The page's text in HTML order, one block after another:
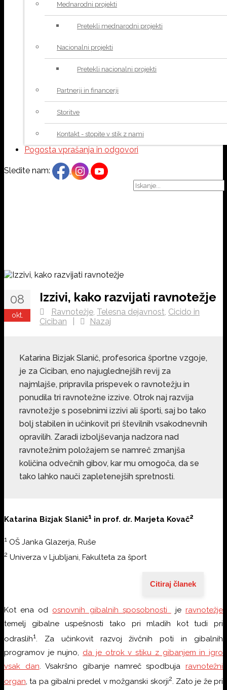
Mednarodni projekti
Pretekli mednarodni projekti
Nacionalni projekti
Pretekli nacionalni projekti
Partnerji in financerji
Storitve
Kontakt - stopite v stik z nami
Pogosta vprašanja in odgovori
Sledite nam:
08
okt.
Izzivi, kako razvijati ravnotežje
Ravnotežje, Telesna dejavnost, Cicido in
Ciciban
Nazaj
Katarina Bizjak Slanič, profesorica športne vzgoje,
je za Ciciban, eno najuglednejših revij za
najmlajše, pripravila prispevek o ravnotežju in
ponudila tri ravnotežne izzive. Otrok naj razvija
ravnotežje s posebnimi izzivi ali športi, saj bo tako
bolj stabilen in učinkovit pri številnih vsakodnevnih
opravilih. Zaradi izboljševanja nadzora nad
ravnotežnim položajem se namreč zmanjša
količina odvečnih gibov, kar mu omogoča, da se
tako lahko nauči zapletenejših spretnosti.
Katarina Bizjak Slanič1 in prof. dr. Marjeta Kovač2
1 OŠ Janka Glazerja, Ruše
2 Univerza v Ljubljani, Fakulteta za šport
Citiraj članek
Kot ena od osnovnih gibalnih sposobnosti je ravnotežje
temelj gibalne uspešnosti tako pri mladih kot tudi pri
odraslih1. Za učinkovit razvoj živčnih poti in gibalnih
programov je nujno, da je otrok v stiku z gibanjem in igro
vsak dan. Vsakršno gibanje namreč spodbujaravnotežni
organ, ta pa gibalni predel v možganski skorji2. Zato je že pri